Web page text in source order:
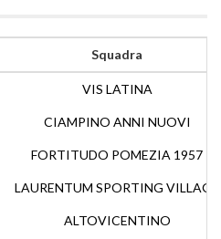
Squadra
VIS LATINA
CIAMPINO ANNI NUOVI
FORTITUDO POMEZIA 1957
LAURENTUM SPORTING VILLAGE
ALTOVICENTINO